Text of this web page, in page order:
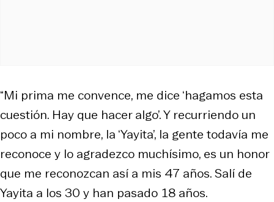
“Mi prima me convence, me dice ‘hagamos esta
cuestión. Hay que hacer algo’. Y recurriendo un
poco a mi nombre, la ‘Yayita’, la gente todavía me
reconoce y lo agradezco muchísimo, es un honor
que me reconozcan así a mis 47 años. Salí de
Yayita a los 30 y han pasado 18 años.